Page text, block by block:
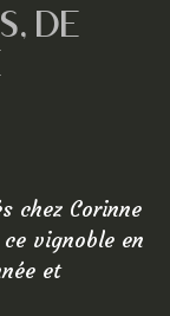
SILEX
DE
chez Corinne
vignoble en
et